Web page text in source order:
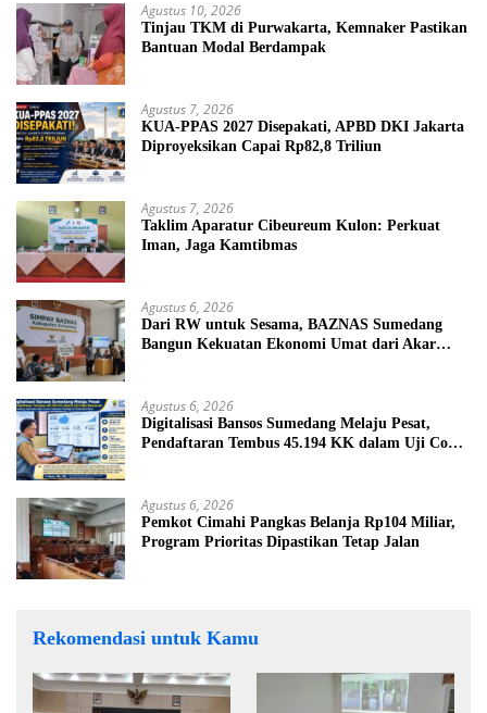
Agustus 10, 2026
Tinjau TKM di Purwakarta, Kemnaker Pastikan
Bantuan Modal Berdampak
Agustus 7, 2026
KUA-PPAS 2027 Disepakati, APBD DKI Jakarta
Diproyeksikan Capai Rp82,8 Triliun
Agustus 7, 2026
Taklim Aparatur Cibeureum Kulon: Perkuat
Iman, Jaga Kamtibmas
Agustus 6, 2026
Dari RW untuk Sesama, BAZNAS Sumedang
Bangun Kekuatan Ekonomi Umat dari Akar
Agustus 6, 2026
Digitalisasi Bansos Sumedang Melaju Pesat,
Pendaftaran Tembus 45.194 KK dalam Uji Coba
Agustus 6, 2026
Pemkot Cimahi Pangkas Belanja Rp104 Miliar,
Program Prioritas Dipastikan Tetap Jalan
Rekomendasi untuk Kamu